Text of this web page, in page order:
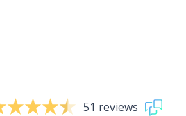
51 reviews